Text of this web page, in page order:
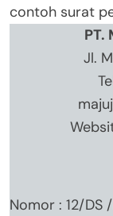
contoh surat
PT.
Jl.
Nomor : 12/DS